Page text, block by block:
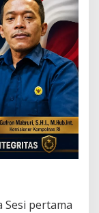
Sesi pertama